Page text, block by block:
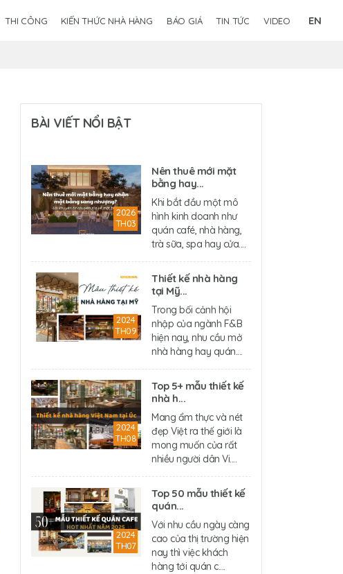
THI CÔNG KIẾN THỨC NHÀ HÀNG BÁO GIÁ TIN TỨC VIDEO EN
BÀI VIẾT NỔI BẬT
2026
TH03
Nên thuê mới mặt
bằng hay...
Khi bắt đầu một mô
hình kinh doanh như
quán café, nhà hàng,
trà sữa, spa hay cửa....
2024
TH09
Thiết kế nhà hàng
tại Mỹ...
Trong bối cảnh hội
nhập của ngành F&B
hiện nay, nhu cầu mở
nhà hàng hay quán....
2024
TH08
Top 5+ mẫu thiết kế
nhà h...
Mang ẩm thực và nét
đẹp Việt ra thế giới là
mong muốn của rất
nhiều người dân Vi....
2024
TH07
Top 50 mẫu thiết kế
quán...
Với nhu cầu ngày càng
cao của thị trường hiện
nay thì việc khách
hàng tới quán c....